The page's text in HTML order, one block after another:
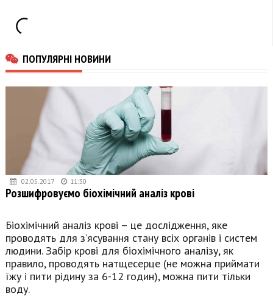
ПОПУЛЯРНІ НОВИНИ
02.05.2017 11:30
Розшифровуємо біохімічний аналіз крові
Біохімічний аналіз крові – це дослідження, яке
проводять для з’ясування стану всіх органів і систем
людини. Забір крові для біохімічного аналізу, як
правило, проводять натщесерце (не можна приймати
їжу і пити рідину за 6-12 годин), можна пити тільки
воду.